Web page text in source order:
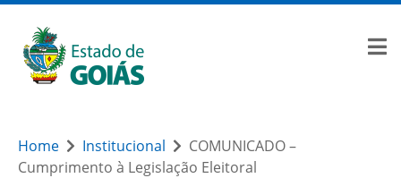
Home Institucional
COMUNICADO –
Cumprimento à Legislação Eleitoral